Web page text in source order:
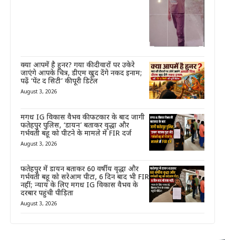
क्या आपमें है हुनर? गया की दीवारों पर उकेरे
जाएंगे आपके चित्र, डीएम खुद देंगे नकद इनाम;
पढ़ें ‘पेंट द सिटी’ की पूरी डिटेल
August 3, 2026
मगध IG विकास वैभव की फटकार के बाद जागी
फतेहपुर पुलिस, ‘डायन’ बताकर वृद्धा और
गर्भवती बहू को पीटने के मामले में FIR दर्ज
August 3, 2026
फतेहपुर में डायन बताकर 60 वर्षीय वृद्धा और
गर्भवती बहू को सरेआम पीटा, 6 दिन बाद भी FIR
नहीं; न्याय के लिए मगध IG विकास वैभव के
दरबार पहुंची पीड़िता
August 3, 2026